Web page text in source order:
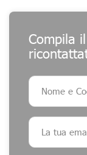
Compila